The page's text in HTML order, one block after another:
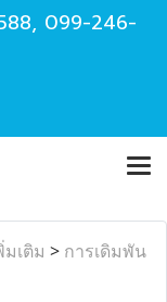
, 099-246-
เติม > การเดิมพัน